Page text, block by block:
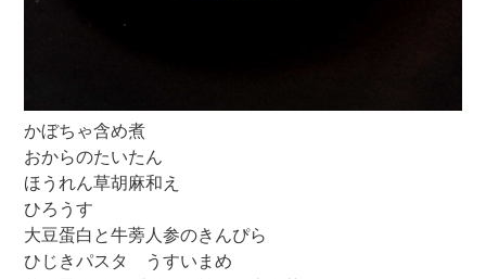
かぼちゃ含め煮
おからのたいたん
ほうれん草胡麻和え
ひろうす
大豆蛋白と牛蒡人参のきんぴら
ひじきパスタ うすいまめ